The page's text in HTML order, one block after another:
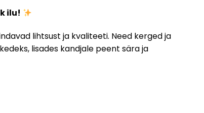
ilu!
lihtsust ja kvaliteeti. Need kerged ja
lisades kandjale peent sära ja